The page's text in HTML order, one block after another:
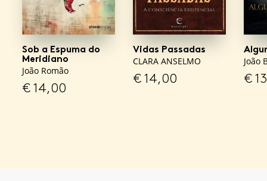
Sob a Espuma do
Meridiano
João Romão
€14,00
Vidas Passadas
CLARA ANSELMO
€14,00
João
€